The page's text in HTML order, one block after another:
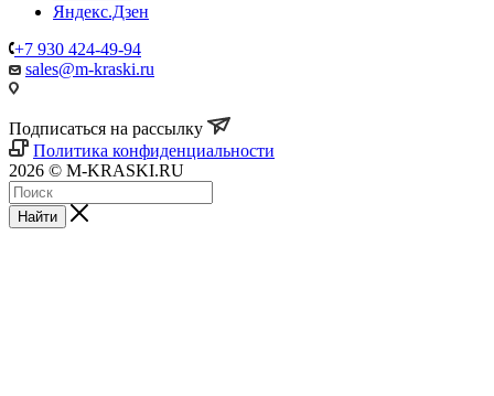
Яндекс.Дзен
+7 930 424-49-94
sales@m-kraski.ru
Подписаться на рассылку
Политика конфиденциальности
2026 © M-KRASKI.RU
Найти